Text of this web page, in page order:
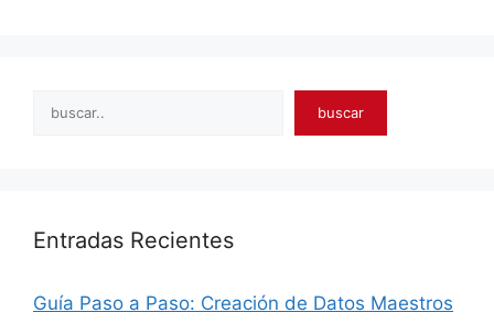
Search buscar
Entradas Recientes
Guía Paso a Paso: Creación de Datos Maestros